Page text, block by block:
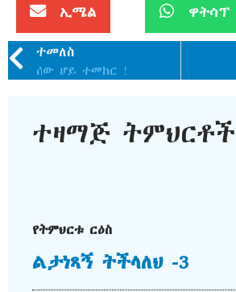
ኢሜል ዋትሳፕ
ተመለስ
ሰው ሆይ ተመከር !
ተዛማጅ ትምህርቶች
የትምህርቱ ርዕስ
ልታነጻኝ ትችላለህ -3